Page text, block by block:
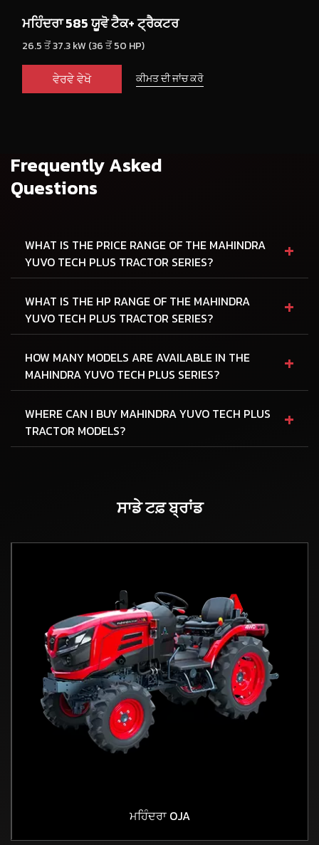
ਮਹਿੰਦਰਾ 585 ਯੂਵੋ ਟੈਕ+ ਟ੍ਰੈਕਟਰ
26.5 ਤੋਂ 37.3 kW (36 ਤੋਂ 50 HP)
ਵੇਰਵੇ ਵੇਖੋ ਕੀਮਤ ਦੀ ਜਾਂਚ ਕਰੋ
Frequently Asked
Questions
WHAT IS THE PRICE RANGE OF THE MAHINDRA
YUVO TECH PLUS TRACTOR SERIES?
+
WHAT IS THE HP RANGE OF THE MAHINDRA
YUVO TECH PLUS TRACTOR SERIES?
+
HOW MANY MODELS ARE AVAILABLE IN THE
MAHINDRA YUVO TECH PLUS SERIES?
+
WHERE CAN I BUY MAHINDRA YUVO TECH PLUS
TRACTOR MODELS?
+
ਸਾਡੇ ਟਫ਼ ਬ੍ਰਾਂਡ
ਮਹਿੰਦਰਾ OJA